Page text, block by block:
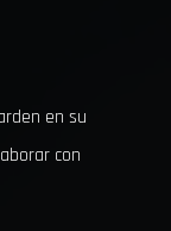
en su
con